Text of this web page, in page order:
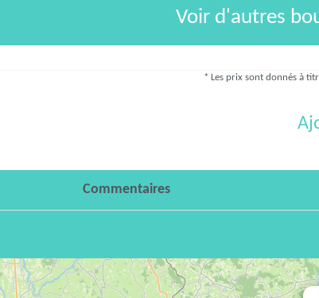
Voir d'autres
* Les prix sont donnés à
Commentaires